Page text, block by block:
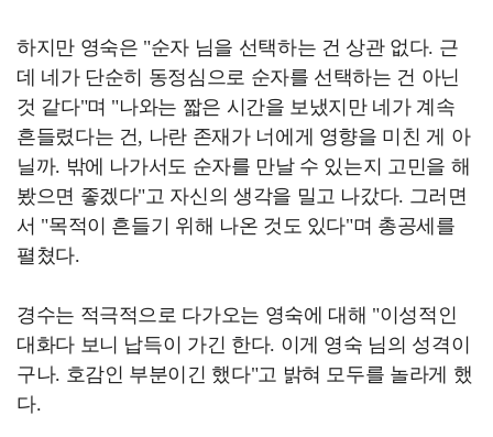
하지만 영숙은 "순자 님을 선택하는 건 상관 없다. 근
데 네가 단순히 동정심으로 순자를 선택하는 건 아닌
것 같다"며 "나와는 짧은 시간을 보냈지만 네가 계속
흔들렸다는 건, 나란 존재가 너에게 영향을 미친 게 아
닐까. 밖에 나가서도 순자를 만날 수 있는지 고민을 해
봤으면 좋겠다"고 자신의 생각을 밀고 나갔다. 그러면
서 "목적이 흔들기 위해 나온 것도 있다"며 총공세를
펼쳤다.
경수는 적극적으로 다가오는 영숙에 대해 "이성적인
대화다 보니 납득이 가긴 한다. 이게 영숙 님의 성격이
구나. 호감인 부분이긴 했다"고 밝혀 모두를 놀라게 했
다.